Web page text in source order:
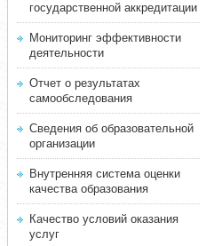
государственной аккредитации
Мониторинг эффективности
деятельности
Отчет о результатах
самообследования
Сведения об образовательной
организации
Внутренняя система оценки
качества образования
Качество условий оказания
услуг